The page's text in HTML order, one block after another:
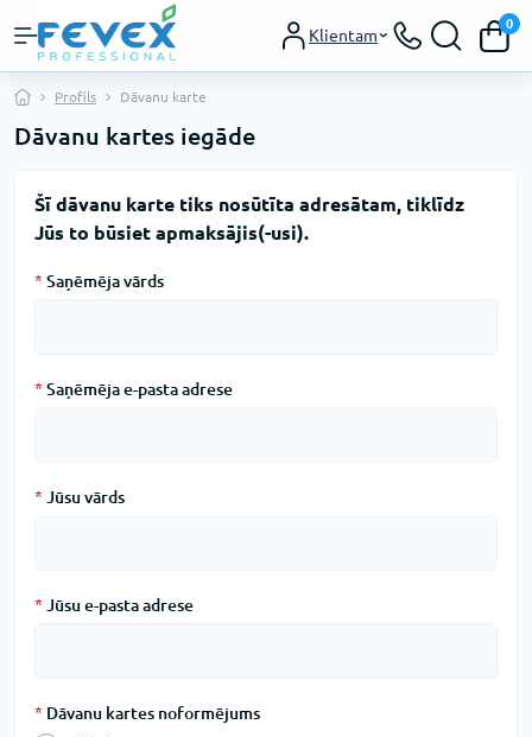
Klientam
0
Profils Dāvanu karte
Dāvanu kartes iegāde
Šī dāvanu karte tiks nosūtīta adresātam, tiklīdz
Jūs to būsiet apmaksājis(-usi).
* Saņēmēja vārds
* Saņēmēja e-pasta adrese
* Jūsu vārds
* Jūsu e-pasta adrese
* Dāvanu kartes noformējums